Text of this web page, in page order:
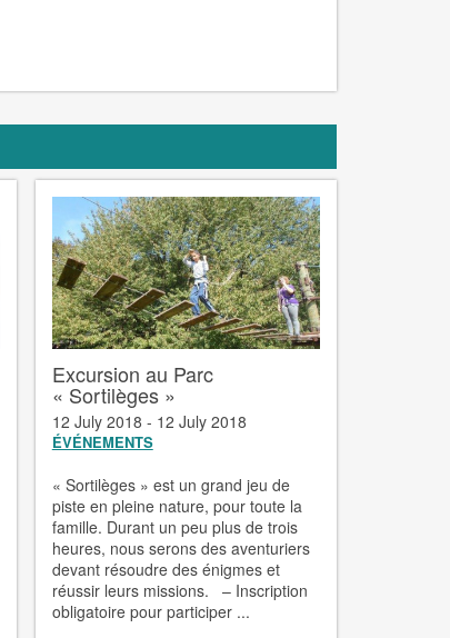
Excursion au Parc
« Sortilèges »
12 July 2018 - 12 July 2018
ÉVÉNEMENTS
« Sortilèges » est un grand jeu de
piste en pleine nature, pour toute la
famille. Durant un peu plus de trois
heures, nous serons des aventuriers
devant résoudre des énigmes et
réussir leurs missions. – Inscription
obligatoire pour participer ...